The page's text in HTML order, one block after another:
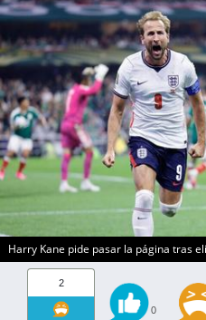
Harry Kane pide pasar la página tras
2
0